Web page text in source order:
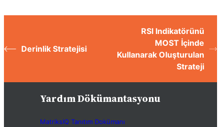
Derinlik Stratejisi
RSI Indikatörünü
MOST İçinde
Kullanarak Oluşturulan
Strateji
Yardım Dökümantasyonu
MatriksIQ Tanıtım Dokümanı